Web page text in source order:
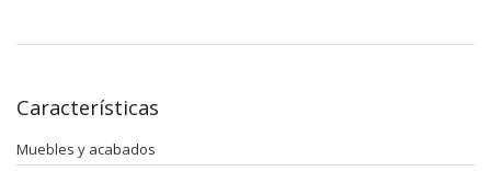
Características
Muebles y acabados